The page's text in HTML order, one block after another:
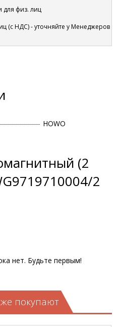
для физ. лиц
(с НДС) - уточняйте у Менеджеров
HOWO
(2
2
нет. Будьте первым!
покупают